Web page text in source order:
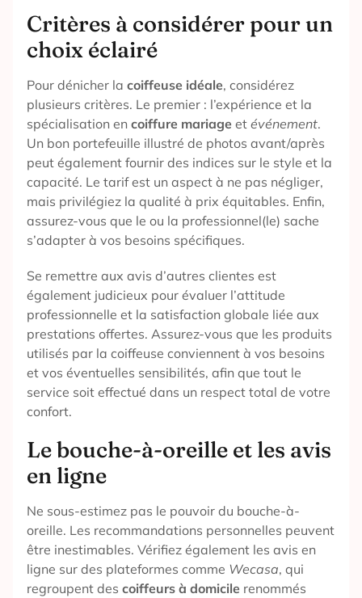
Critères à considérer pour un
choix éclairé
Pour dénicher la coiffeuse idéale, considérez
plusieurs critères. Le premier : l’expérience et la
spécialisation en coiffure mariage et événement.
Un bon portefeuille illustré de photos avant/après
peut également fournir des indices sur le style et la
capacité. Le tarif est un aspect à ne pas négliger,
mais privilégiez la qualité à prix équitables. Enfin,
assurez-vous que le ou la professionnel(le) sache
s’adapter à vos besoins spécifiques.
Se remettre aux avis d’autres clientes est
également judicieux pour évaluer l’attitude
professionnelle et la satisfaction globale liée aux
prestations offertes. Assurez-vous que les produits
utilisés par la coiffeuse conviennent à vos besoins
et vos éventuelles sensibilités, afin que tout le
service soit effectué dans un respect total de votre
confort.
Le bouche-à-oreille et les avis
en ligne
Ne sous-estimez pas le pouvoir du bouche-à-
oreille. Les recommandations personnelles peuvent
être inestimables. Vérifiez également les avis en
ligne sur des plateformes comme Wecasa, qui
regroupent des coiffeurs à domicile renommés